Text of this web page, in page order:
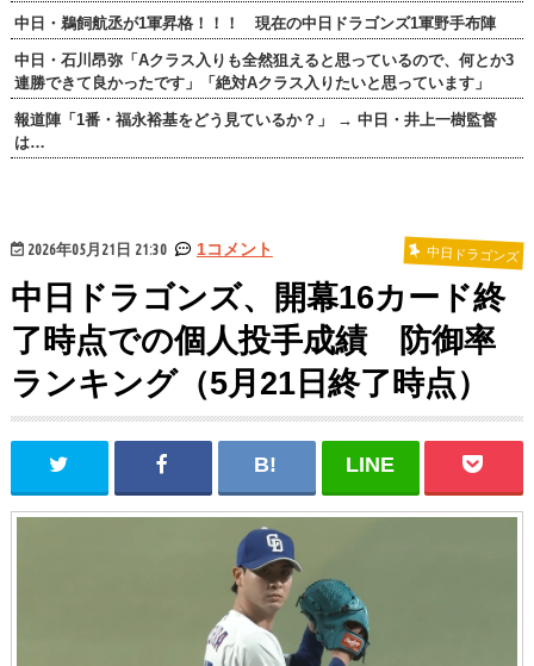
中日・鵜飼航丞が1軍昇格！！！ 現在の中日ドラゴンズ1軍野手布陣
中日・石川昂弥「Aクラス入りも全然狙えると思っているので、何とか3
連勝できて良かったです」「絶対Aクラス入りたいと思っています」
報道陣「1番・福永裕基をどう見ているか？」 → 中日・井上一樹監督
は…
2026年05月21日 21:30 1コメント 中日ドラゴンズ
中日ドラゴンズ、開幕16カード終
了時点での個人投手成績 防御率
ランキング（5月21日終了時点）